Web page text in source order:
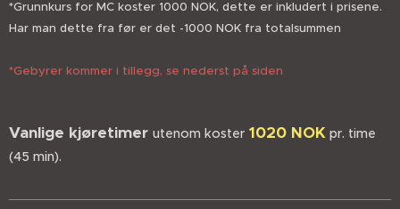
*Grunnkurs for MC koster 1000 NOK, dette er inkludert i prisene.
Har man dette fra før er det -1000 NOK fra totalsummen
*Gebyrer kommer i tillegg, se nederst på siden
Vanlige kjøretimer utenom koster 1020 NOK pr. time
(45 min).